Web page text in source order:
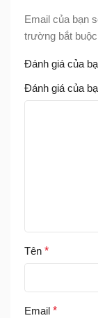
Email của bạn
trường bắt
Đánh giá của
Đánh giá của
Tên *
Email *